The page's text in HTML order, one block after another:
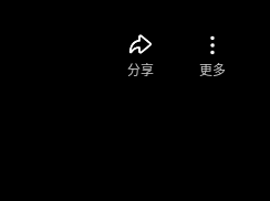
分享 更多